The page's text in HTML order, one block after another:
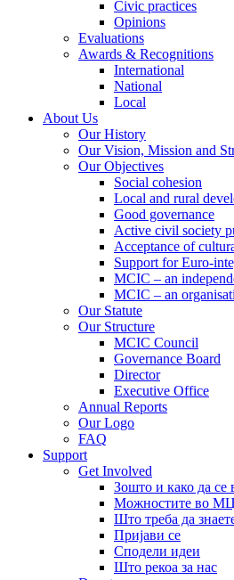
Civic practices
Opinions
Evaluations
Awards & Recognitions
International
National
Local
About Us
Our History
Our Vision, Mission and
Our Objectives
Social cohesion
Local and rural
Good governance
Active civil society
Acceptance of
Support for Euro-
MCIC – an
MCIC – an
Our Statute
Our Structure
MCIC Council
Governance Board
Director
Executive Office
Annual Reports
Our Logo
FAQ
Support
Get Involved
Зошто и како да се
Можностите во
Што треба да
Пријави се
Сподели идеи
Што рекоа за нас